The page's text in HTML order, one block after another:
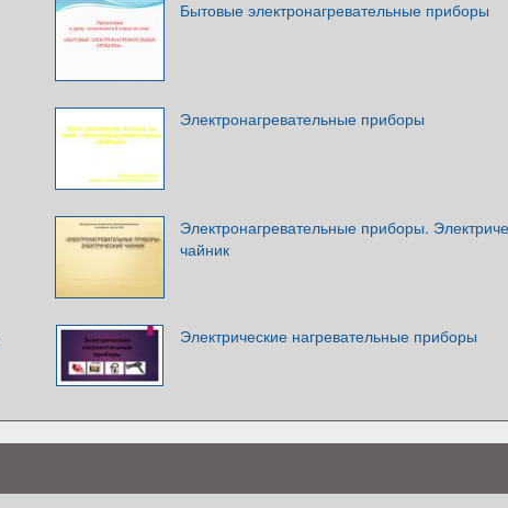
Бытовые электронагревательные приборы
Электронагревательные приборы
Электронагревательные приборы.
чайник
Электрические нагревательные приборы